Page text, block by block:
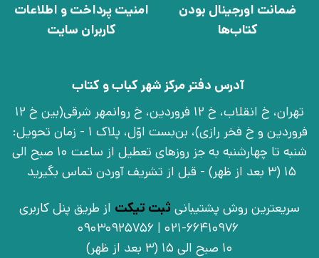
ضمانت اورجینال بودن
کتاب‌ها
امنیت پرداخت و اطلاعات
کاربران سایت
آدرس دفتر مرکز شهر کباب و کتاب
تهران، خ انقلاب، خ 12 فروردین، خ روانمهر شرقی(بین خ 12
فروردین و خ فخر رازی)، بن‌بست اوّل، پلاک 1 - زمان تحویل:
شنبه تا چهارشنبه به جز روزهای تعطیل از ساعت 10 صبح الی
15 (3 بعد از ظهر) - قبل از تشریف آوردن تماس بگیرید
سریعترین روش پشتیبانی ثبت تیکت از طریق پنل کاربری
021-66410976 | 09030925756
10 صبح الی 15 (3 بعد از ظهر)